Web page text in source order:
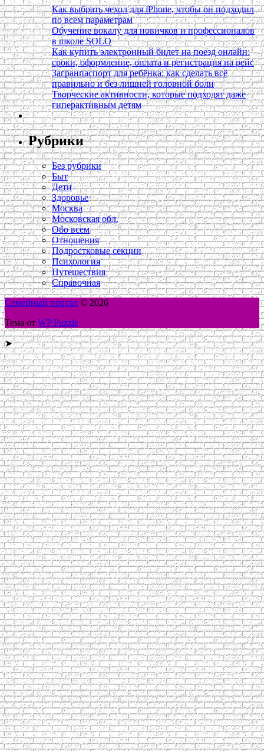
Как выбрать чехол для iPhone, чтобы он подходил
по всем параметрам
Обучение вокалу для новичков и профессионалов
в школе SOLO
Как купить электронный билет на поезд онлайн:
сроки, оформление, оплата и регистрация на рейс
Загранпаспорт для ребёнка: как сделать всё
правильно и без лишней головной боли
Творческие активности, которые подходят даже
гиперактивным детям
Рубрики
Без рубрики
Быт
Дети
Здоровье
Москва
Московская обл.
Обо всем
Отношения
Подростковые секции
Психология
Путешествия
Справочная
Семейный портал © 2026
Тема от WP Puzzle
➤